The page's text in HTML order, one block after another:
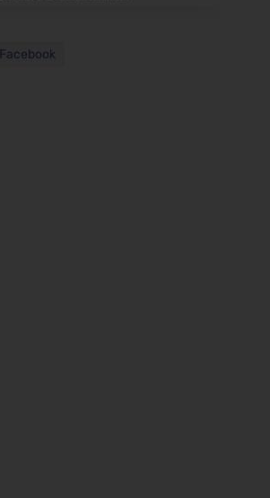
Facebook